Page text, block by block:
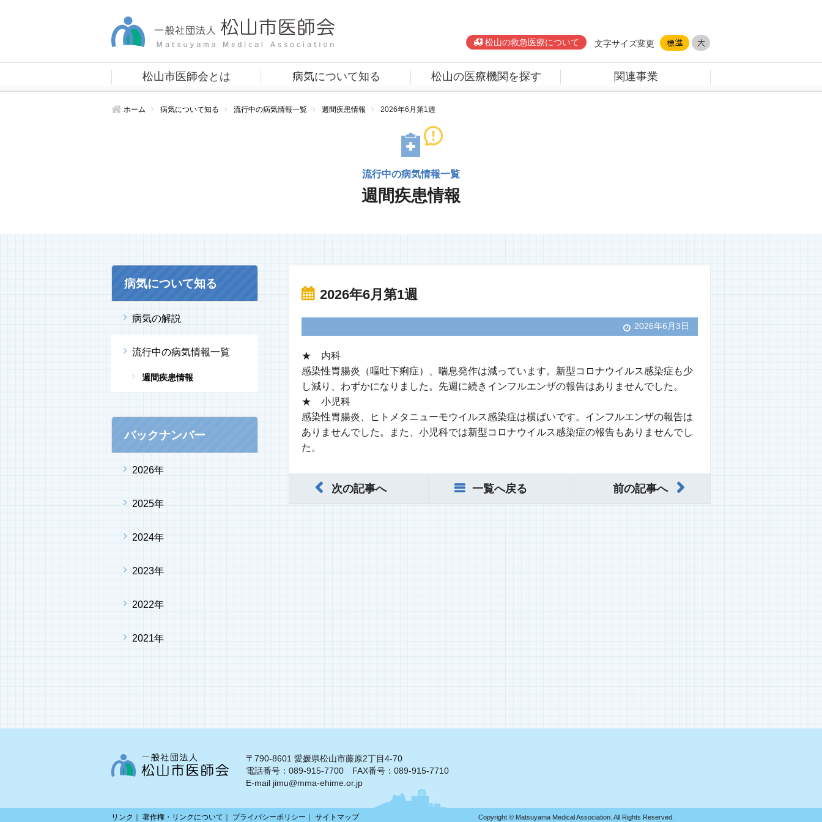
松山の救急医療について 文字サイズ変更
松山市医師会とは 病気について知る 松山の医療機関を探す 関連事業
ホーム 病気について知る 流行中の病気情報一覧 週間疾患情報 2026年6月第1週
流行中の病気情報一覧
週間疾患情報
2026年6月第1週
2026年6月3日
★ 内科
感染性胃腸炎（嘔吐下痢症）、喘息発作は減っています。新型コロナウイルス感染症も少
し減り、わずかになりました。先週に続きインフルエンザの報告はありませんでした。
★ 小児科
感染性胃腸炎、ヒトメタニューモウイルス感染症は横ばいです。インフルエンザの報告は
ありませんでした。また、小児科では新型コロナウイルス感染症の報告もありませんでし
た。
次の記事へ 一覧へ戻る 前の記事へ
病気について知る
病気の解説
流行中の病気情報一覧
週間疾患情報
バックナンバー
2026年
2025年
2024年
2023年
2022年
2021年
〒790-8601 愛媛県松山市藤原2丁目4-70
電話番号：089-915-7700 FAX番号：089-915-7710
E-mail jimu@mma-ehime.or.jp
リンク 著作権・リンクについて プライバシーポリシー サイトマップ Copyright © Matsuyama Medical Association. All Rights Reserved.